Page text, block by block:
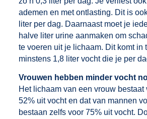
ademen en met ontlasting. Dit is
liter per dag. Daarnaast moet je
halve liter urine aanmaken om
te voeren uit je lichaam. Dit komt in
minstens 1,8 liter vocht die je per
Vrouwen hebben minder vocht
Het lichaam van een vrouw bestaat
52% uit vocht en dat van mannen
bestaan zelfs voor 75% uit vocht.